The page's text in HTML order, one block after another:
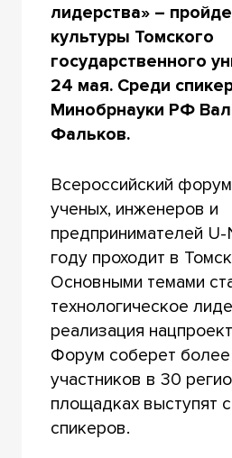
лидерства» –
культуры Томского
государственного
24 мая. Среди
Минобрнауки РФ
Фальков.
Всероссийский
ученых, инженеров и
предпринимателей
году проходит в
Основными темами
технологическое
реализация
Форум соберет более
участников в 30
площадках выступят
спикеров.